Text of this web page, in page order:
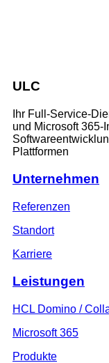
ULC
Ihr Full-Service-
und Microsoft 365-
Plattformen
Unternehmen
Referenzen
Standort
Karriere
Leistungen
HCL Domino /
Microsoft 365
Produkte